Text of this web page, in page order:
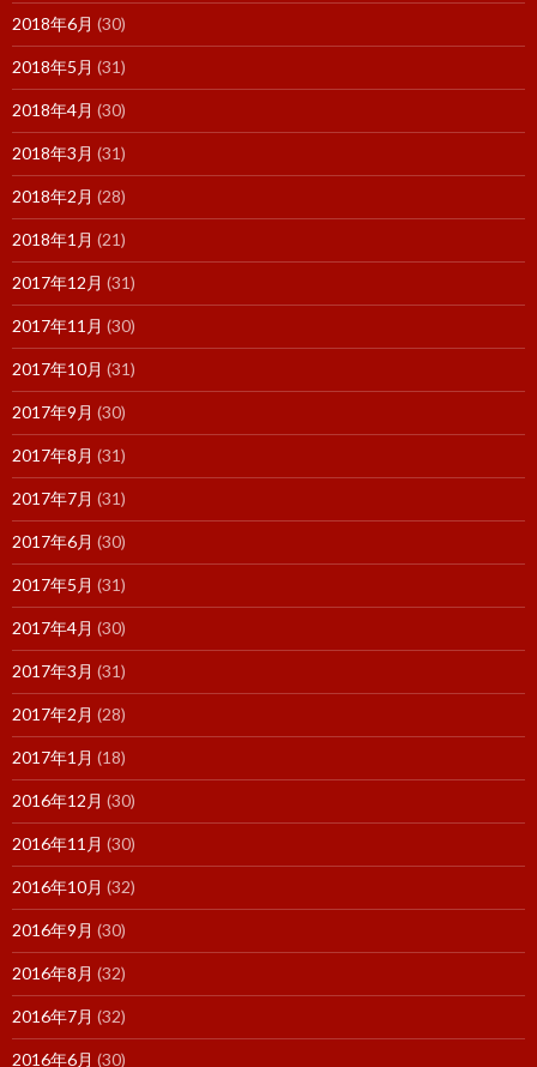
2018年6月 (30)
2018年5月 (31)
2018年4月 (30)
2018年3月 (31)
2018年2月 (28)
2018年1月 (21)
2017年12月 (31)
2017年11月 (30)
2017年10月 (31)
2017年9月 (30)
2017年8月 (31)
2017年7月 (31)
2017年6月 (30)
2017年5月 (31)
2017年4月 (30)
2017年3月 (31)
2017年2月 (28)
2017年1月 (18)
2016年12月 (30)
2016年11月 (30)
2016年10月 (32)
2016年9月 (30)
2016年8月 (32)
2016年7月 (32)
2016年6月 (30)